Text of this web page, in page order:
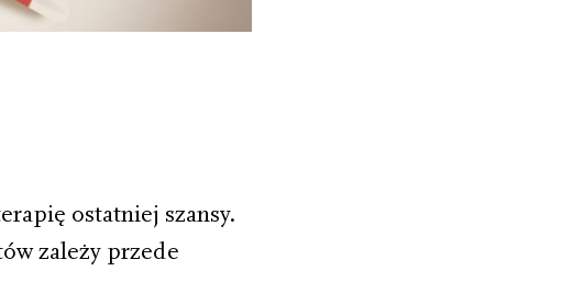
ostatniej szansy.
zależy przede